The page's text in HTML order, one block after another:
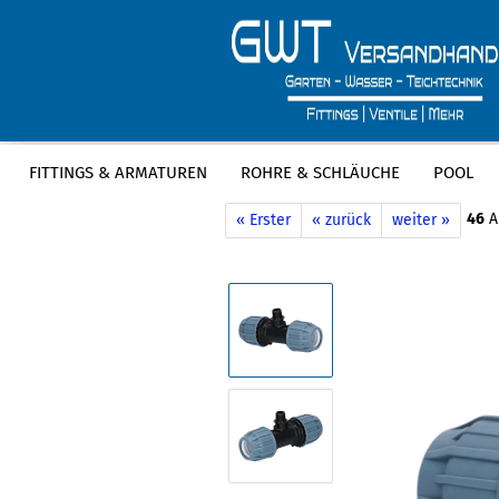
FITTINGS & ARMATUREN ROHRE & SCHLÄUCHE POOL
Startseite » Fittings & Armaturen »
« Erster « zurück weiter » 46